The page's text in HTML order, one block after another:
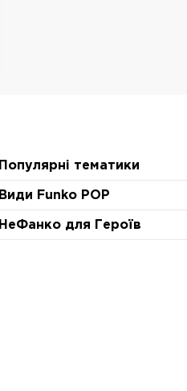
Популярні тематики
Види Funko POP
НеФанко для Героїв